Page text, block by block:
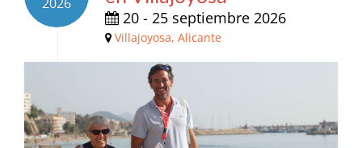
20 - 25 septiembre 2026
Villajoyosa, Alicante